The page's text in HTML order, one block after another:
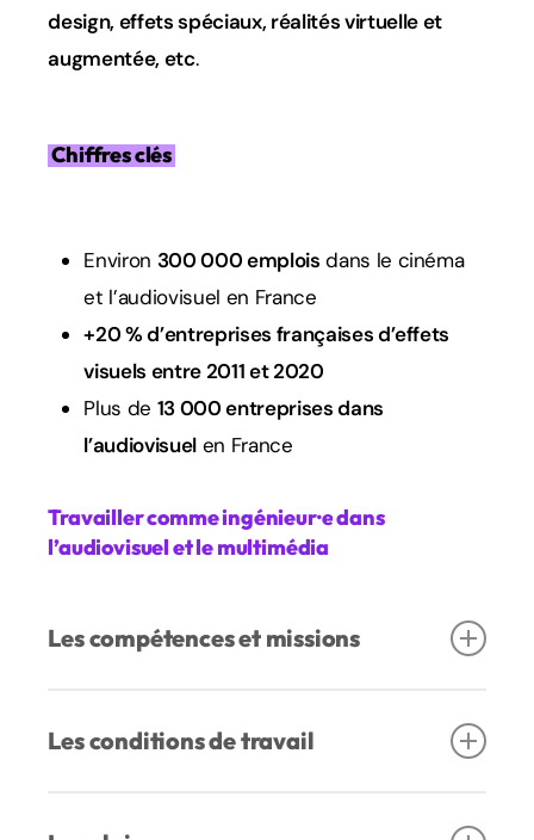
design, effets spéciaux, réalités virtuelle et
augmentée, etc.
Chiffres clés
Environ 300 000 emplois dans le cinéma
et l’audiovisuel en France
+20 % d’entreprises françaises d’effets
visuels entre 2011 et 2020
Plus de 13 000 entreprises dans
l’audiovisuelen France
Travaillercommeingénieur·edans
l’audiovisueletlemultimédia
Les compétences et missions
électronique audio/vidéo, optique, traitement
Les conditions de travail